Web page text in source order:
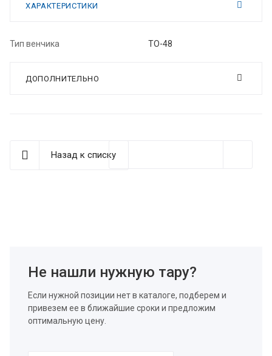
ХАРАКТЕРИСТИКИ
Тип венчика ТО-48
ДОПОЛНИТЕЛЬНО
Назад к списку
Не нашли нужную тару?
Если нужной позиции нет в каталоге, подберем и
привезем ее в ближайшие сроки и предложим
оптимальную цену.